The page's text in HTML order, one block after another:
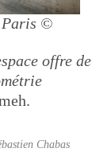
©
offre de
Chabas